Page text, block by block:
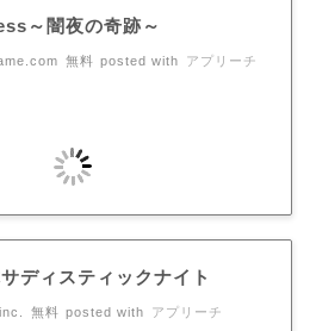
～闇夜の奇跡～
無料 posted with アプリーチ
ディスティックナイト
無料 posted with アプリーチ